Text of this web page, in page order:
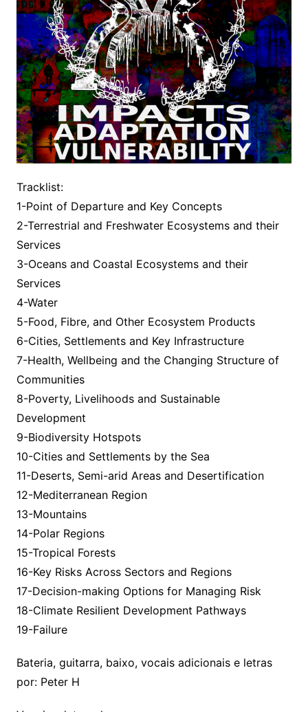
Tracklist:
1-Point of Departure and Key Concepts
2-Terrestrial and Freshwater Ecosystems and their
Services
3-Oceans and Coastal Ecosystems and their
Services
4-Water
5-Food, Fibre, and Other Ecosystem Products
6-Cities, Settlements and Key Infrastructure
7-Health, Wellbeing and the Changing Structure of
Communities
8-Poverty, Livelihoods and Sustainable
Development
9-Biodiversity Hotspots
10-Cities and Settlements by the Sea
11-Deserts, Semi-arid Areas and Desertification
12-Mediterranean Region
13-Mountains
14-Polar Regions
15-Tropical Forests
16-Key Risks Across Sectors and Regions
17-Decision-making Options for Managing Risk
18-Climate Resilient Development Pathways
19-Failure
Bateria, guitarra, baixo, vocais adicionais e letras
por: Peter H